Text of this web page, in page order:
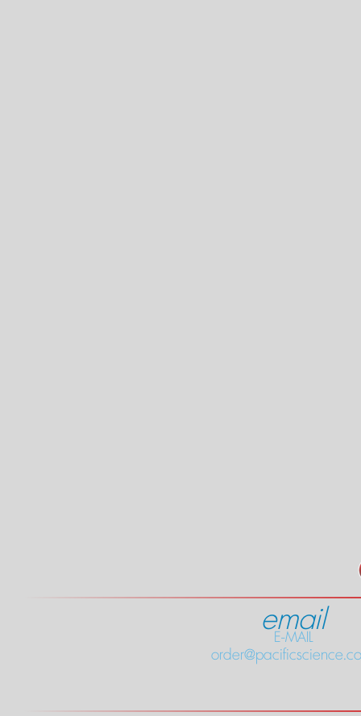
email
E-MAIL